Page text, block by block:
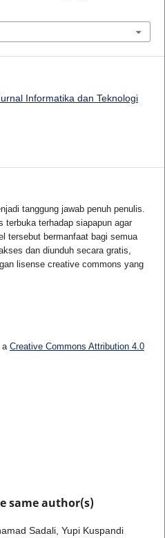
Informatika dan Teknologi
tanggung jawab penuh penulis.
terhadap siapapun agar
tersebut bermanfaat bagi semua
dan diunduh secara gratis,
lisense creative commons yang
aCreative Commons Attribution 4.0
same author(s)
Sadali, Yupi Kuspandi